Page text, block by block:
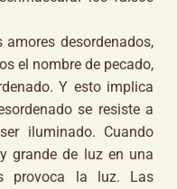
desordenados,
el nombre de pecado,
Y esto implica
se resiste a
iluminado. Cuando
grande de luz en una
provoca la luz. Las